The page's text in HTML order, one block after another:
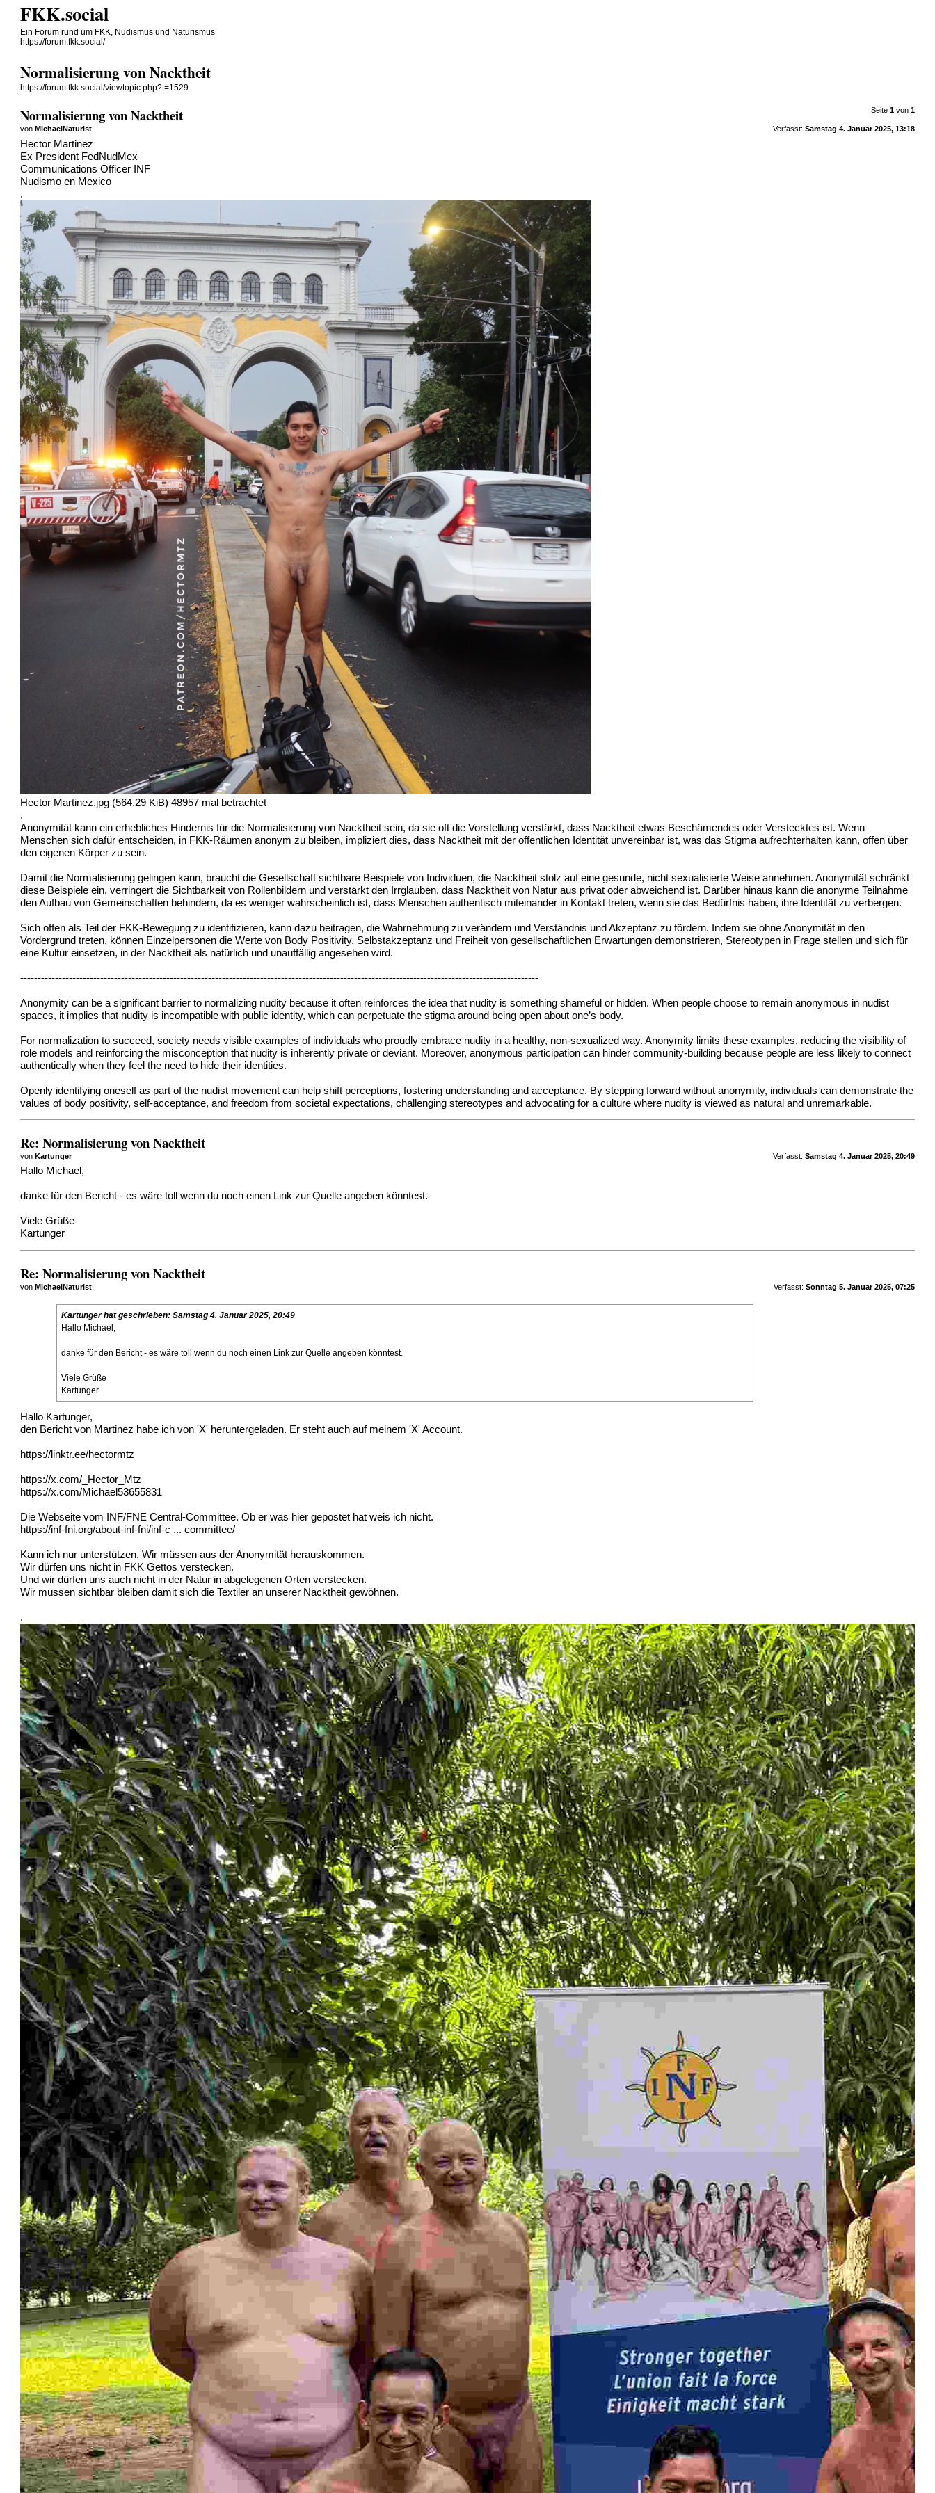
FKK.social
Ein Forum rund um FKK, Nudismus und Naturismus
https://forum.fkk.social/
Normalisierung von Nacktheit
https://forum.fkk.social/viewtopic.php?t=1529
Seite 1von 1
Normalisierung von Nacktheit
Verfasst: Samstag 4. Januar 2025, 13:18
vonMichaelNaturist
Hector Martinez
Ex President FedNudMex
Communications Officer INF
Nudismo en Mexico
.
Hector Martinez.jpg (564.29 KiB) 48957 mal betrachtet
.
Anonymität kann ein erhebliches Hindernis für die Normalisierung von Nacktheit sein, da sie oft die Vorstellung verstärkt, dass Nacktheit etwas Beschämendes oder Verstecktes ist. Wenn
Menschen sich dafür entscheiden, in FKK-Räumen anonym zu bleiben, impliziert dies, dass Nacktheit mit der öffentlichen Identität unvereinbar ist, was das Stigma aufrechterhalten kann, offen über
den eigenen Körper zu sein.
Damit die Normalisierung gelingen kann, braucht die Gesellschaft sichtbare Beispiele von Individuen, die Nacktheit stolz auf eine gesunde, nicht sexualisierte Weise annehmen. Anonymität schränkt
diese Beispiele ein, verringert die Sichtbarkeit von Rollenbildern und verstärkt den Irrglauben, dass Nacktheit von Natur aus privat oder abweichend ist. Darüber hinaus kann die anonyme Teilnahme
den Aufbau von Gemeinschaften behindern, da es weniger wahrscheinlich ist, dass Menschen authentisch miteinander in Kontakt treten, wenn sie das Bedürfnis haben, ihre Identität zu verbergen.
Sich offen als Teil der FKK-Bewegung zu identifizieren, kann dazu beitragen, die Wahrnehmung zu verändern und Verständnis und Akzeptanz zu fördern. Indem sie ohne Anonymität in den
Vordergrund treten, können Einzelpersonen die Werte von Body Positivity, Selbstakzeptanz und Freiheit von gesellschaftlichen Erwartungen demonstrieren, Stereotypen in Frage stellen und sich für
eine Kultur einsetzen, in der Nacktheit als natürlich und unauffällig angesehen wird.
-----------------------------------------------------------------------------------------------------------------------------------------------------
Anonymity can be a significant barrier to normalizing nudity because it often reinforces the idea that nudity is something shameful or hidden. When people choose to remain anonymous in nudist
spaces, it implies that nudity is incompatible with public identity, which can perpetuate the stigma around being open about one’s body.
For normalization to succeed, society needs visible examples of individuals who proudly embrace nudity in a healthy, non-sexualized way. Anonymity limits these examples, reducing the visibility of
role models and reinforcing the misconception that nudity is inherently private or deviant. Moreover, anonymous participation can hinder community-building because people are less likely to connect
authentically when they feel the need to hide their identities.
Openly identifying oneself as part of the nudist movement can help shift perceptions, fostering understanding and acceptance. By stepping forward without anonymity, individuals can demonstrate the
values of body positivity, self-acceptance, and freedom from societal expectations, challenging stereotypes and advocating for a culture where nudity is viewed as natural and unremarkable.
Re: Normalisierung von Nacktheit
Verfasst: Samstag 4. Januar 2025, 20:49
vonKartunger
Hallo Michael,
danke für den Bericht - es wäre toll wenn du noch einen Link zur Quelle angeben könntest.
Viele Grüße
Kartunger
Re: Normalisierung von Nacktheit
Verfasst: Sonntag 5. Januar 2025, 07:25
vonMichaelNaturist
Kartungerhat geschrieben: Samstag 4. Januar 2025, 20:49
Hallo Michael,
danke für den Bericht - es wäre toll wenn du noch einen Link zur Quelle angeben könntest.
Viele Grüße
Kartunger
Hallo Kartunger,
den Bericht von Martinez habe ich von 'X' heruntergeladen. Er steht auch auf meinem 'X' Account.
https://linktr.ee/hectormtz
https://x.com/_Hector_Mtz
https://x.com/Michael53655831
Die Webseite vom INF/FNE Central-Committee. Ob er was hier gepostet hat weis ich nicht.
https://inf-fni.org/about-inf-fni/inf-c ... committee/
Kann ich nur unterstützen. Wir müssen aus der Anonymität herauskommen.
Wir dürfen uns nicht in FKK Gettos verstecken.
Und wir dürfen uns auch nicht in der Natur in abgelegenen Orten verstecken.
Wir müssen sichtbar bleiben damit sich die Textiler an unserer Nacktheit gewöhnen.
.